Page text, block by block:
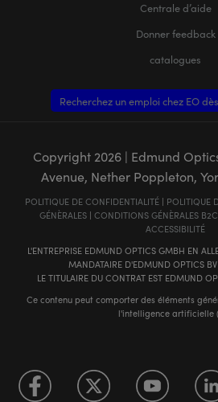
Centrale d’aide
Donner feedback
catalogues
Recherchez un emploi chez EO
Copyright 2026| Edmund
Avenue, Nether Poppleton,
POLITIQUE DE CONFIDENTIALITÉ| POLITIQUE
GÉNÈRALES| CONDITIONS GÉNÈRALES B2C
ACCESSIBILITÉ
L'ENTREPRISE EDMUND OPTICS GMBH EN
MANDATAIRE D'EDMUND OPTICS
LE TITULAIRE DU CONTRAT EST EDMUND
Ce contenu peut comporter des éléments
l'intelligence artificielle